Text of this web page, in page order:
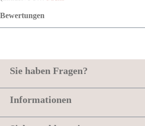
Bewertungen
Sie haben Fragen?
Informationen